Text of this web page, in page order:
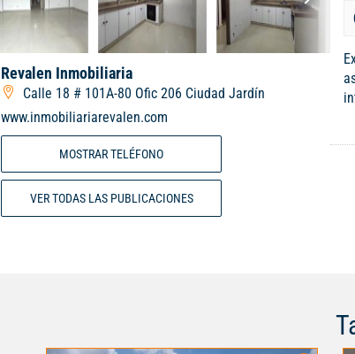
Revalen Inmobiliaria
Calle 18 # 101A-80 Ofic 206 Ciudad Jardín
www.inmobiliariarevalen.com
MOSTRAR TELÉFONO
VER TODAS LAS PUBLICACIONES